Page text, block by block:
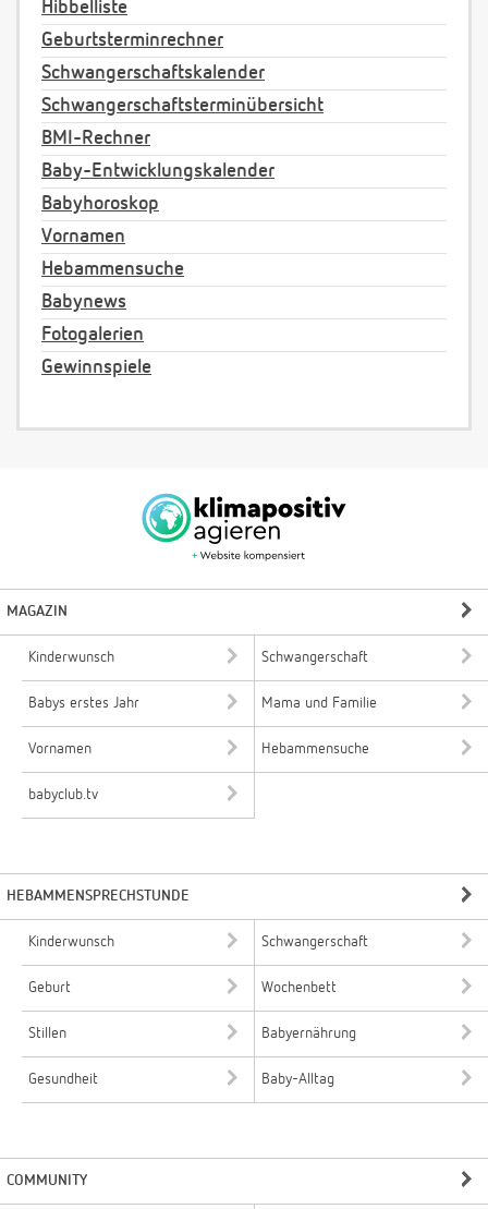
Hibbelliste
Geburtsterminrechner
Schwangerschaftskalender
Schwangerschaftsterminübersicht
BMI-Rechner
Baby-Entwicklungskalender
Babyhoroskop
Vornamen
Hebammensuche
Babynews
Fotogalerien
Gewinnspiele
MAGAZIN
Kinderwunsch Schwangerschaft
Babys erstes Jahr Mama und Familie
Vornamen Hebammensuche
babyclub.tv
HEBAMMENSPRECHSTUNDE
Kinderwunsch Schwangerschaft
Geburt Wochenbett
Stillen Babyernährung
Gesundheit Baby-Alltag
COMMUNITY